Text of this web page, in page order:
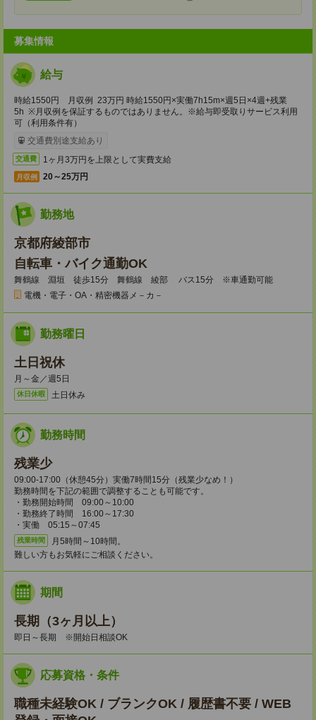
募集情報
給与
時給1550円 月収例 23万円 時給1550円×実働7h15m×週5日×4週+残業
5h ※月収例を保証するものではありません。※給与即受取りサービス利用
可（利用条件有）
交通費別途支給あり
交通費 1ヶ月3万円を上限として実費支給
月収例 20～25万円
勤務地
京都府綾部市
自転車・バイク通勤OK
舞鶴線 淵垣 徒歩15分 舞鶴線 綾部 バス15分 ※車通勤可能
電機・電子・OA・精密機器メ－カ－
勤務曜日
土日祝休
月～金／週5日
休日休暇 土日休み
勤務時間
残業少
09:00-17:00（休憩45分）実働7時間15分（残業少なめ！）
勤務時間を下記の範囲で調整することも可能です。
・勤務開始時間 09:00～10:00
・勤務終了時間 16:00～17:30
・実働 05:15～07:45
残業時間
月5時間～10時間。
難しい方もお気軽にご相談ください。
期間
長期（3ヶ月以上）
即日～長期 ※開始日相談OK
応募資格・条件
職種未経験OK / ブランクOK / 履歴書不要 / WEB